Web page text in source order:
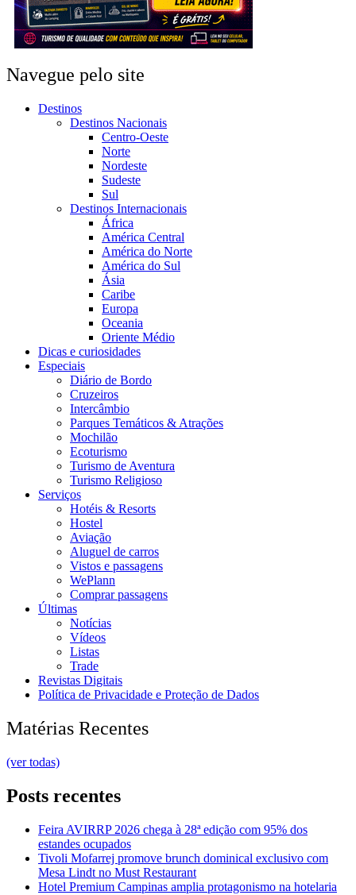
Navegue pelo site
Destinos
Destinos Nacionais
Centro-Oeste
Norte
Nordeste
Sudeste
Sul
Destinos Internacionais
África
América Central
América do Norte
América do Sul
Ásia
Caribe
Europa
Oceania
Oriente Médio
Dicas e curiosidades
Especiais
Diário de Bordo
Cruzeiros
Intercâmbio
Parques Temáticos & Atrações
Mochilão
Ecoturismo
Turismo de Aventura
Turismo Religioso
Serviços
Hotéis & Resorts
Hostel
Aviação
Aluguel de carros
Vistos e passagens
WePlann
Comprar passagens
Últimas
Notícias
Vídeos
Listas
Trade
Revistas Digitais
Política de Privacidade e Proteção de Dados
Matérias Recentes
(ver todas)
Posts recentes
Feira AVIRRP 2026 chega à 28ª edição com 95% dos
estandes ocupados
Tivoli Mofarrej promove brunch dominical exclusivo com
Mesa Lindt no Must Restaurant
Hotel Premium Campinas amplia protagonismo na hotelaria